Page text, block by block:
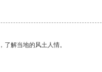
解当地的风土人情。